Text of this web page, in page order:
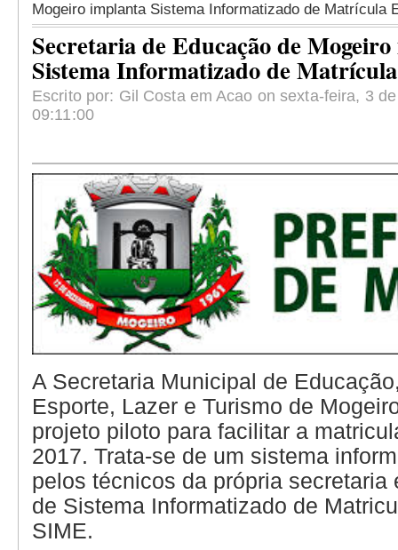
Mogeiro implanta Sistema Informatizado de Matrícula
Secretaria de Educação de
Sistema Informatizado de
Escrito por: Gil Costa em Acao on sexta-feira, 3
09:11:00
A Secretaria Municipal de
Esporte, Lazer e Turismo de
projeto piloto para facilitar a
2017. Trata-se de um sistema
pelos técnicos da própria secretaria
de Sistema Informatizado de
SIME.